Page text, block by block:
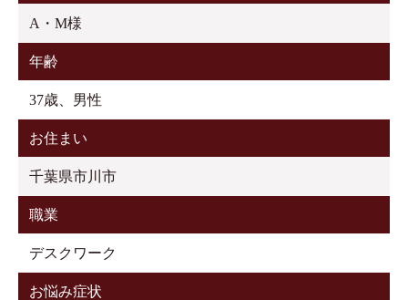
A・M様
年齢
37歳、男性
お住まい
千葉県市川市
職業
デスクワーク
お悩み症状